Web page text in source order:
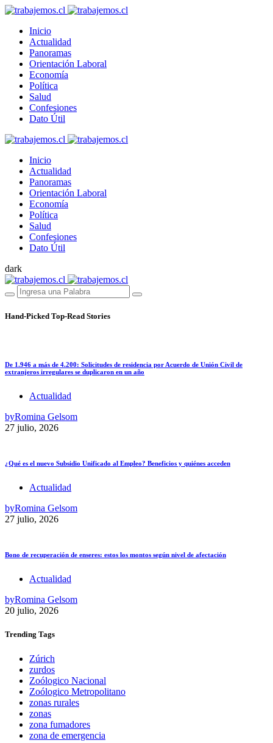
Inicio
Actualidad
Panoramas
Orientación Laboral
Economía
Política
Salud
Confesiones
Dato Útil
Inicio
Actualidad
Panoramas
Orientación Laboral
Economía
Política
Salud
Confesiones
Dato Útil
dark
Hand-Picked Top-Read Stories
De 1.946 a más de 4.200: Solicitudes de residencia por Acuerdo de Unión Civil de
extranjeros irregulares se duplicaron en un año
Actualidad
byRomina Gelsom
27 julio, 2026
¿Qué es el nuevo Subsidio Unificado al Empleo? Beneficios y quiénes acceden
Actualidad
byRomina Gelsom
27 julio, 2026
Bono de recuperación de enseres: estos los montos según nivel de afectación
Actualidad
byRomina Gelsom
20 julio, 2026
Trending Tags
Zúrich
zurdos
Zoólogico Nacional
Zoólogico Metropolitano
zonas rurales
zonas
zona fumadores
zona de emergencia